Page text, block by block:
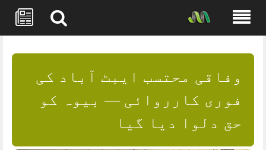
content
وفاقی محتسب ایبٹ آباد کی
فوری کارروائی — بیوہ کو
حق دلوا دیا گیا